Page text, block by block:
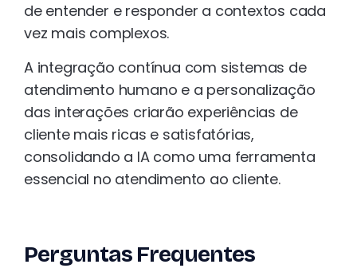
de entender e responder a contextos cada
vez mais complexos.
A integração contínua com sistemas de
atendimento humano e a personalização
das interações criarão experiências de
cliente mais ricas e satisfatórias,
consolidando a IA como uma ferramenta
essencial no atendimento ao cliente.
Perguntas Frequentes